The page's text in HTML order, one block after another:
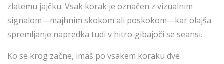
zlatemu jajčku. Vsak korak je označen z vizualnim
signalom—majhnim skokom ali poskokom—kar olajša
spremljanje napredka tudi v hitro‑gibajoči se seansi.
Ko se krog začne, imaš po vsakem koraku dve